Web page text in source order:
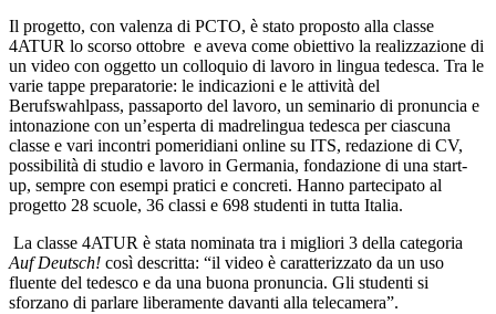
Il progetto, con valenza di PCTO, è stato proposto alla classe
4ATUR lo scorso ottobre e aveva come obiettivo la realizzazione di
un video con oggetto un colloquio di lavoro in lingua tedesca. Tra le
varie tappe preparatorie: le indicazioni e le attività del
Berufswahlpass, passaporto del lavoro, un seminario di pronuncia e
intonazione con un’esperta di madrelingua tedesca per ciascuna
classe e vari incontri pomeridiani online su ITS, redazione di CV,
possibilità di studio e lavoro in Germania, fondazione di una start-
up, sempre con esempi pratici e concreti. Hanno partecipato al
progetto 28 scuole, 36 classi e 698 studenti in tutta Italia.
La classe 4ATUR è stata nominata tra i migliori 3 della categoria
Auf Deutsch! così descritta: “il video è caratterizzato da un uso
fluente del tedesco e da una buona pronuncia. Gli studenti si
sforzano di parlare liberamente davanti alla telecamera”.